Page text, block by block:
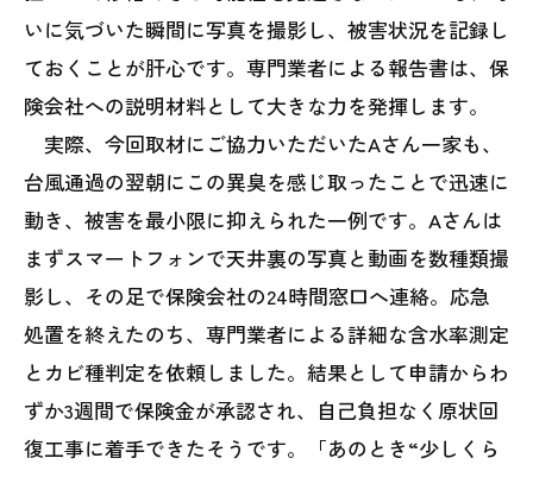
いに気づいた瞬間に写真を撮影し、被害状況を記録し
ておくことが肝心です。専門業者による報告書は、保
険会社への説明材料として大きな力を発揮します。
実際、今回取材にご協力いただいたAさん一家も、
台風通過の翌朝にこの異臭を感じ取ったことで迅速に
動き、被害を最小限に抑えられた一例です。Aさんは
まずスマートフォンで天井裏の写真と動画を数種類撮
影し、その足で保険会社の24時間窓口へ連絡。応急
処置を終えたのち、専門業者による詳細な含水率測定
とカビ種判定を依頼しました。結果として申請からわ
ずか3週間で保険金が承認され、自己負担なく原状回
復工事に着手できたそうです。「あのとき“少しくら